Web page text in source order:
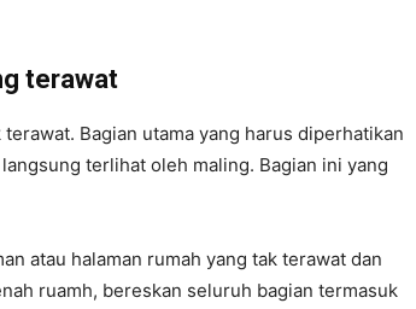
terawat
Bagian utama yang harus diperhatikan
terlihat oleh maling. Bagian ini yang
atau halaman rumah yang tak terawat dan
ruamh, bereskan seluruh bagian termasuk